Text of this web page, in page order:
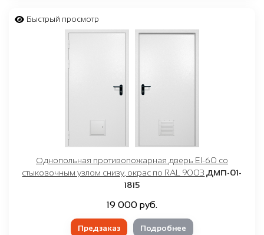
Быстрый просмотр
Однопольная противопожарная дверь EI-60 со
стыковочным узлом снизу, окрас по RAL 9003 ДМП-01-
1815
19 000 руб.
Предзаказ Подробнее